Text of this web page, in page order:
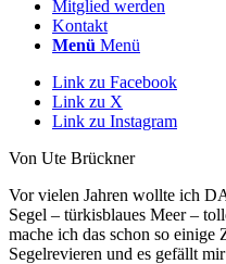
Mitglied werden
Kontakt
Menü Menü
Link zu Facebook
Link zu X
Link zu Instagram
Von Ute Brückner
Vor vielen Jahren wollte ich
Segel – türkisblaues Meer –
mache ich das schon so einige
Segelrevieren und es gefällt